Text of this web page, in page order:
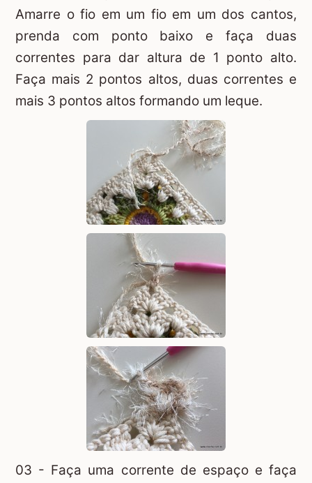
Amarre o fio em um fio em um dos cantos,
prenda com ponto baixo e faça duas
correntes para dar altura de 1 ponto alto.
Faça mais 2 pontos altos, duas correntes e
mais 3 pontos altos formando um leque.
03 - Faça uma corrente de espaço e faça